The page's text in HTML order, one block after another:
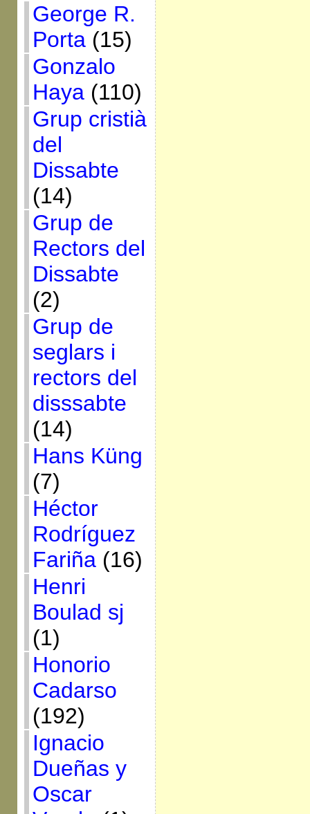
George R.
Porta(15)
Gonzalo
Haya(110)
Grup cristià
del
Dissabte
(14)
Grup de
Rectors del
Dissabte
(2)
Grup de
seglars i
rectors del
disssabte
(14)
Hans Küng
(7)
Héctor
Rodríguez
Fariña(16)
Henri
Boulad sj
(1)
Honorio
Cadarso
(192)
Ignacio
Dueñas y
Oscar